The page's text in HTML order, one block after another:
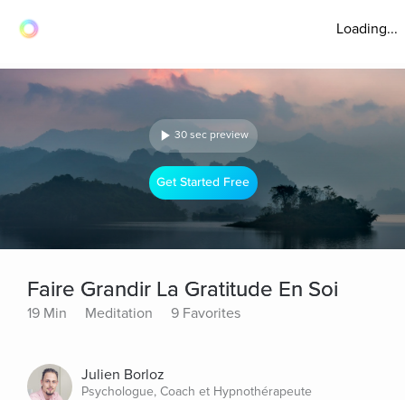
Loading...
30 sec preview
Get Started Free
Faire Grandir La Gratitude En Soi
19 Min Meditation 9 Favorites
Julien Borloz
Psychologue, Coach et Hypnothérapeute